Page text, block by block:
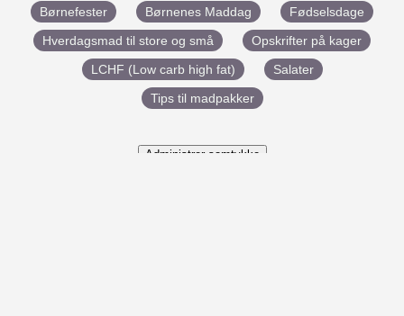
Børnefester
Børnenes Maddag
Fødselsdage
Hverdagsmad til store og små
Opskrifter på kager
LCHF (Low carb high fat)
Salater
Tips til madpakker
Administrer samtykke